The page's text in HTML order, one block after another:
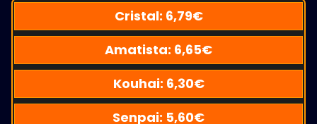
Cristal: 6,79€
Amatista: 6,65€
Kouhai: 6,30€
Senpai: 5,60€